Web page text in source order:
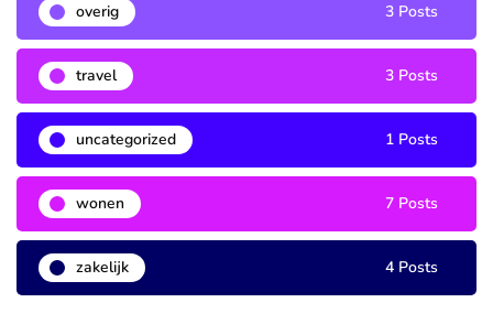
overig 3 Posts
travel 3 Posts
uncategorized 1 Posts
wonen 7 Posts
zakelijk 4 Posts